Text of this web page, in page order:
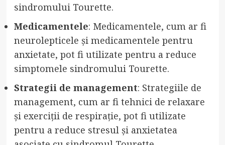
sindromului Tourette.
Medicamentele: Medicamentele, cum ar fi
neurolepticele și medicamentele pentru
anxietate, pot fi utilizate pentru a reduce
simptomele sindromului Tourette.
Strategii de management: Strategiile de
management, cum ar fi tehnici de relaxare
și exerciții de respirație, pot fi utilizate
pentru a reduce stresul și anxietatea